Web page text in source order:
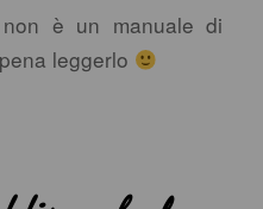
non è un manuale di
leggerlo